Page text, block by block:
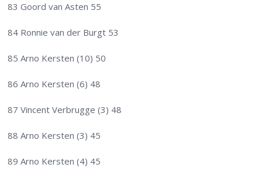
83 Goord van Asten 55
84 Ronnie van der Burgt 53
85 Arno Kersten (10) 50
86 Arno Kersten (6) 48
87 Vincent Verbrugge (3) 48
88 Arno Kersten (3) 45
89 Arno Kersten (4) 45